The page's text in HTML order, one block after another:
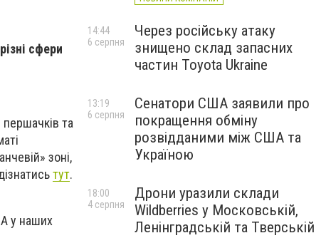
сфери
першачків та
зоні,
тут.
у наших
Через російську атаку
знищено склад запасних
частин Toyota Ukraine
14:44
6 серпня
Сенатори США заявили про
покращення обміну
розвідданими між США та
Україною
13:19
6 серпня
Дрони уразили склади
Wildberries у Московській,
Ленінградській та Тверській
18:00
4 серпня